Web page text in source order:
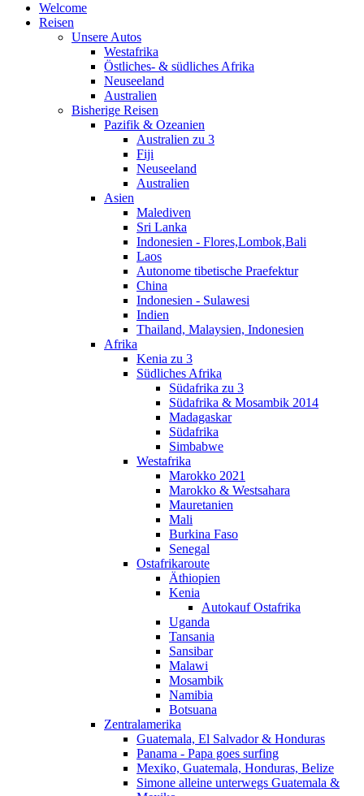
Welcome
Reisen
Unsere Autos
Westafrika
Östliches- & südliches Afrika
Neuseeland
Australien
Bisherige Reisen
Pazifik & Ozeanien
Australien zu 3
Fiji
Neuseeland
Australien
Asien
Malediven
Sri Lanka
Indonesien - Flores,Lombok,Bali
Laos
Autonome tibetische Praefektur
China
Indonesien - Sulawesi
Indien
Thailand, Malaysien, Indonesien
Afrika
Kenia zu 3
Südliches Afrika
Südafrika zu 3
Südafrika & Mosambik 2014
Madagaskar
Südafrika
Simbabwe
Westafrika
Marokko 2021
Marokko & Westsahara
Mauretanien
Mali
Burkina Faso
Senegal
Ostafrikaroute
Äthiopien
Kenia
Autokauf Ostafrika
Uganda
Tansania
Sansibar
Malawi
Mosambik
Namibia
Botsuana
Zentralamerika
Guatemala, El Salvador & Honduras
Panama - Papa goes surfing
Mexiko, Guatemala, Honduras, Belize
Simone alleine unterwegs Guatemala &